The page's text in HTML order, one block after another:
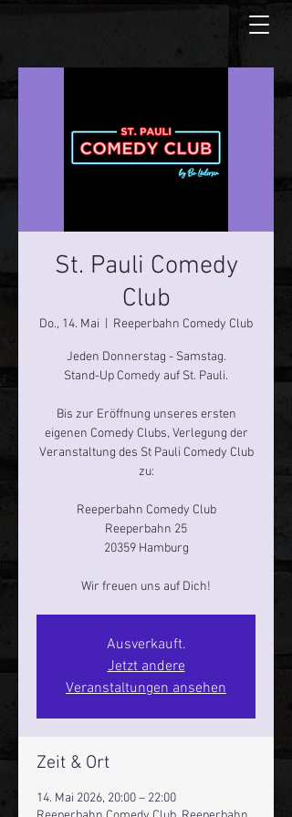
St. Pauli Comedy
Club
Do., 14. Mai Reeperbahn Comedy Club
Jeden Donnerstag - Samstag.
Stand-Up Comedy auf St. Pauli.
Bis zur Eröffnung unseres ersten
eigenen Comedy Clubs, Verlegung der
Veranstaltung des St Pauli Comedy Club
zu:
Reeperbahn Comedy Club
Reeperbahn 25
20359 Hamburg
Ausverkauft.
Jetzt andere
Veranstaltungen ansehen
Zeit & Ort
14. Mai 2026, 20:00 – 22:00